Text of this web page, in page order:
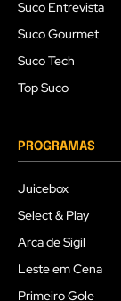
Suco Entrevista
Suco Gourmet
Suco Tech
Top Suco
PROGRAMAS
Juicebox
Select & Play
Arca de Sigil
Leste em Cena
Primeiro Gole